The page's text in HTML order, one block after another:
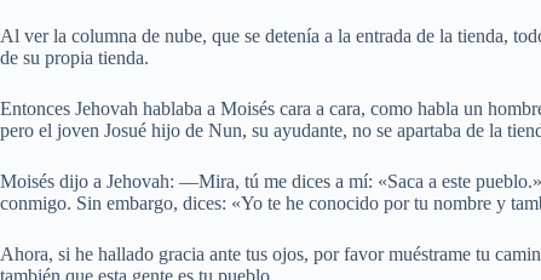
Al ver la columna de nube, que se detenía a la entrada de la tienda,
de su propia tienda.
Entonces Jehovah hablaba a Moisés cara a cara, como habla un
pero el joven Josué hijo de Nun, su ayudante, no se apartaba de la
Moisés dijo a Jehovah: —Mira, tú me dices a mí: «Saca a este
conmigo. Sin embargo, dices: «Yo te he conocido por tu nombre y
Ahora, si he hallado gracia ante tus ojos, por favor muéstrame tu